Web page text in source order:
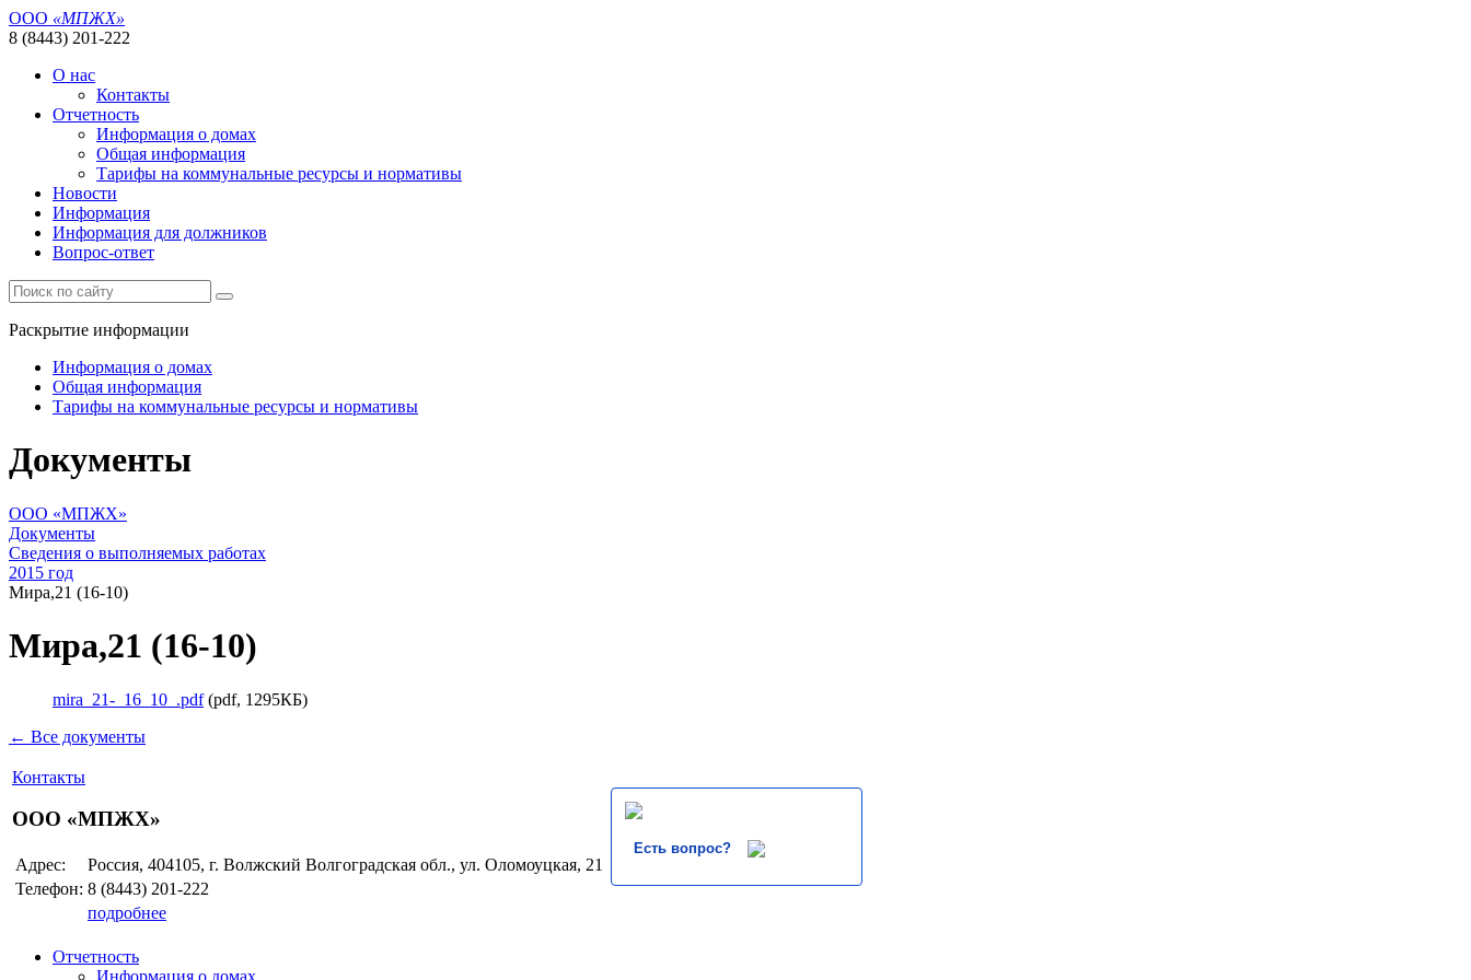
ООО «МПЖХ»
8 (8443) 201-222
О нас
Контакты
Отчетность
Информация о домах
Общая информация
Тарифы на коммунальные ресурсы и нормативы
Новости
Информация
Информация для должников
Вопрос-ответ
Раскрытие информации
Информация о домах
Общая информация
Тарифы на коммунальные ресурсы и нормативы
Документы
ООО «МПЖХ»
Документы
Сведения о выполняемых работах
2015 год
Мира,21 (16-10)
Мира,21 (16-10)
mira_21-_16_10_.pdf(pdf, 1295КБ)
← Все документы
Контакты
ООО «МПЖХ»
Адрес:
Россия, 404105, г. Волжский Волгоградская обл., ул. Оломоуцкая, 21
Телефон: 8 (8443) 201-222
подробнее
Есть вопрос?
Отчетность
Информация о домах